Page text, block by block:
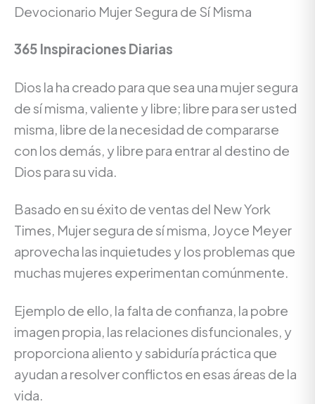
Devocionario Mujer Segura de Sí Misma
365 Inspiraciones Diarias
Dios la ha creado para que sea una mujer segura
de sí misma, valiente y libre; libre para ser usted
misma, libre de la necesidad de compararse
con los demás, y libre para entrar al destino de
Dios para su vida.
Basado en su éxito de ventas del New York
Times, Mujer segura de sí misma, Joyce Meyer
aprovecha las inquietudes y los problemas que
muchas mujeres experimentan comúnmente.
Ejemplo de ello, la falta de confianza, la pobre
imagen propia, las relaciones disfuncionales, y
proporciona aliento y sabiduría práctica que
ayudan a resolver conflictos en esas áreas de la
vida.